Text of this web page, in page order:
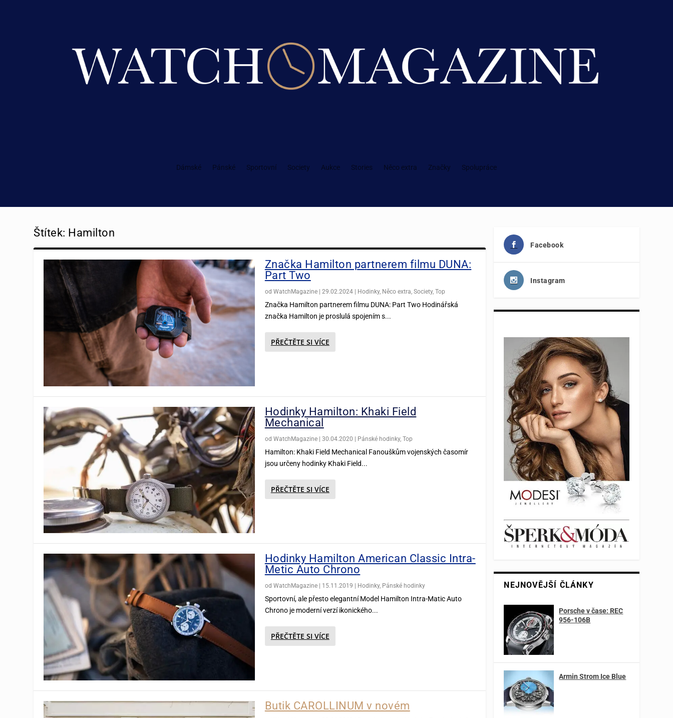
Dámské Pánské Sportovní Society Aukce Stories Něco extra Značky Spolupráce
Štítek: Hamilton
Značka Hamilton partnerem filmu DUNA:
Part Two
od WatchMagazine| 29.02.2024| Hodinky, Něco extra Society, Top
Značka Hamilton partnerem filmu DUNA: Part Two Hodinářská
značka Hamilton je proslulá spojením s...
PŘEČTĚTE SI VÍCE
Hodinky Hamilton: Khaki Field
Mechanical
od WatchMagazine| 30.04.2020 | Pánské hodinky, Top
Hamilton: Khaki Field Mechanical Fanouškům vojenských časomír
jsou určeny hodinky Khaki Field...
PŘEČTĚTE SI VÍCE
Hodinky Hamilton American Classic Intra-
Metic Auto Chrono
od WatchMagazine| 15.11.2019 Hodinky, Pánské hodinky
Sportovní, ale přesto elegantní Model Hamilton Intra-Matic Auto
Chrono je moderní verzí ikonického...
PŘEČTĚTE SI VÍCE
Butik CAROLLINUM v novém
Facebook
Instagram
NEJNOVĚJŠÍ ČLÁNKY
Porsche v čase: REC
956-106B
Armin Strom Ice Blue